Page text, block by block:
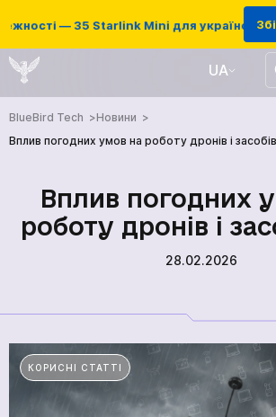
— 35 Starlink Mini для українських
UA
EN
BlueBird Tech
Новини
Вплив погодних умов на роботу дронів і
Вплив погодних
роботу дронів і
28.02.2026
КОРИСНІ СТАТТІ